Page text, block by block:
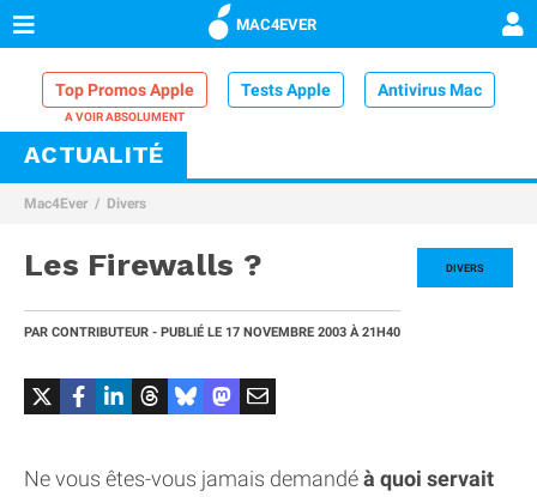
MAC4EVER
Top Promos Apple Tests Apple Antivirus Mac
VPN Mac
Comparatif iPhone
ACTUALITÉ
Mac4Ever Divers
DIVERS
Les Firewalls ?
PAR CONTRIBUTEUR - PUBLIÉ LE 17 NOVEMBRE 2003 À 21H40
Ne vous êtes-vous jamais demandéà quoi servait